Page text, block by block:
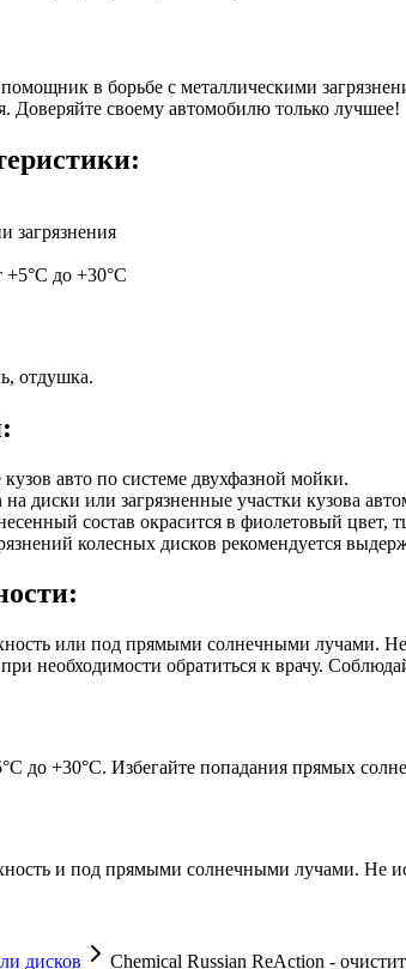
в борьбе с металлическими
Доверяйте своему автомобилю только лучшее!
загрязнения
+5°C до +30°C
отдушка.
авто по системе двухфазной мойки.
диски или загрязненные участки кузова
состав окрасится в фиолетовый
колесных дисков рекомендуется
или под прямыми солнечными лучами.
необходимости обратиться к врачу.
до +30°C. Избегайте попадания прямых
и под прямыми солнечными лучами. Не
дисков
Chemical Russian ReAction -